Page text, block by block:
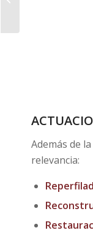
Además de
relevancia: